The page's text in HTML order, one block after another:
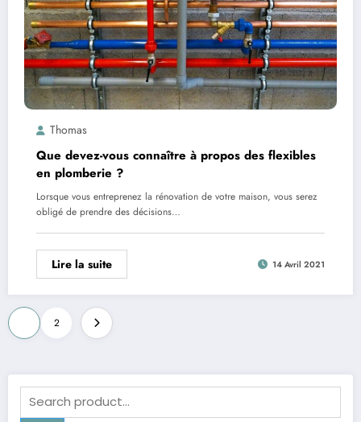
Thomas
Que devez-vous connaître à propos des flexibles
en plomberie ?
Lorsque vous entreprenez la rénovation de votre maison, vous serez
obligé de prendre des décisions…
Lire la suite 14 Avril 2021
Pagination
des
publications
2